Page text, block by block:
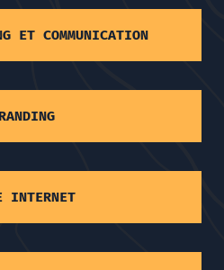
ET COMMUNICATION
INTERNET